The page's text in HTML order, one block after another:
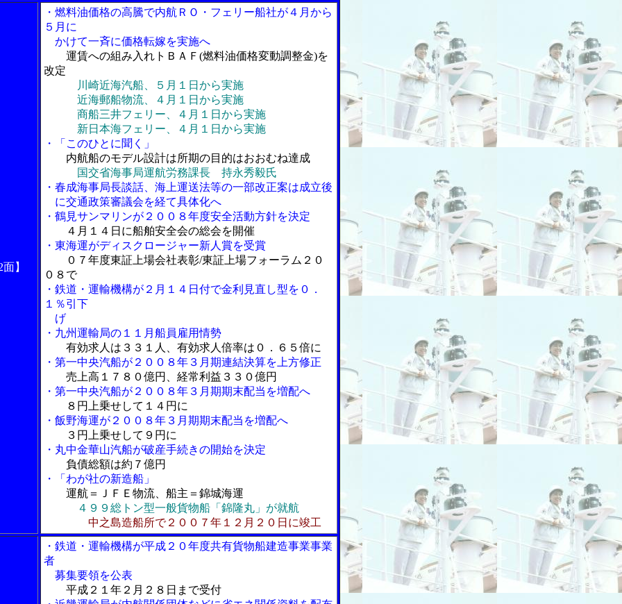
】
・燃料油価格の高騰で内航ＲＯ・フェリー船社が４月から
５月に
かけて一斉に価格転嫁を実施へ
運賃への組み入れトＢＡＦ(燃料油価格変動調整金)を
改定
川崎近海汽船、５月１日から実施
近海郵船物流、４月１日から実施
商船三井フェリー、４月１日から実施
新日本海フェリー、４月１日から実施
・「このひとに聞く」
内航船のモデル設計は所期の目的はおおむね達成
国交省海事局運航労務課長 持永秀毅氏
・春成海事局長談話、海上運送法等の一部改正案は成立後
に交通政策審議会を経て具体化へ
・鶴見サンマリンが２００８年度安全活動方針を決定
４月１４日に船舶安全会の総会を開催
・東海運がディスクロージャー新人賞を受賞
０７年度東証上場会社表彰/東証上場フォーラム２０
０８で
・鉄道・運輸機構が２月１４日付で金利見直し型を０．
１％引下
げ
・九州運輸局の１１月船員雇用情勢
有効求人は３３１人、有効求人倍率は０．６５倍に
・第一中央汽船が２００８年３月期連結決算を上方修正
売上高１７８０億円、経常利益３３０億円
・第一中央汽船が２００８年３月期期末配当を増配へ
８円上乗せして１４円に
・飯野海運が２００８年３月期期末配当を増配へ
３円上乗せして９円に
・丸中金華山汽船が破産手続きの開始を決定
負債総額は約７億円
・「わが社の新造船」
運航＝ＪＦＥ物流、船主＝錦城海運
４９９総トン型一般貨物船「錦隆丸」が就航
中之島造船所で２００７年１２月２０日に竣工
・鉄道・運輸機構が平成２０年度共有貨物船建造事業事業
者
募集要領を公表
平成２１年２月２８日まで受付